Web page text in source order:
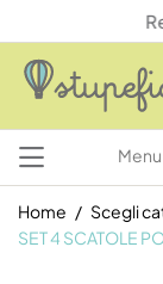
Menu
Home Scegli
SET 4 SCATOLE